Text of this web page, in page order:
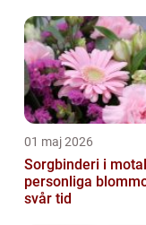
01 maj 2026
Sorgbinderi i
personliga
svår tid